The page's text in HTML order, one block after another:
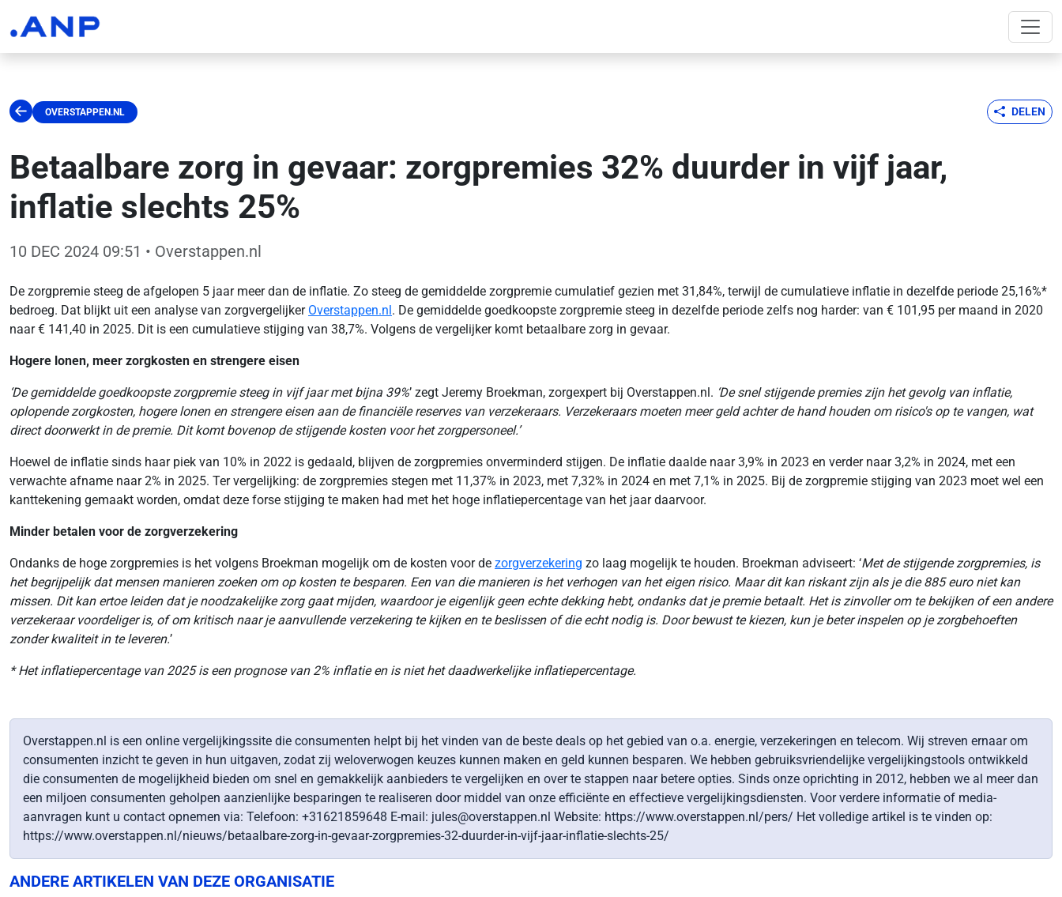
OVERSTAPPEN.NL DELEN
Betaalbare zorg in gevaar: zorgpremies 32% duurder in vijf jaar,
inflatie slechts 25%
10 DEC 2024 09:51 • Overstappen.nl
De zorgpremie steeg de afgelopen 5 jaar meer dan de inflatie. Zo steeg de gemiddelde zorgpremie cumulatief gezien met 31,84%, terwijl de cumulatieve inflatie in dezelfde periode 25,16%*
bedroeg. Dat blijkt uit een analyse van zorgvergelijker Overstappen.nl. De gemiddelde goedkoopste zorgpremie steeg in dezelfde periode zelfs nog harder: van € 101,95 per maand in 2020
naar € 141,40 in 2025. Dit is een cumulatieve stijging van 38,7%. Volgens de vergelijker komt betaalbare zorg in gevaar.
Hogere lonen, meer zorgkosten en strengere eisen
‘De gemiddelde goedkoopste zorgpremie steeg in vijf jaar met bijna 39%’ zegt Jeremy Broekman, zorgexpert bij Overstappen.nl. ‘De snel stijgende premies zijn het gevolg van inflatie,
oplopende zorgkosten, hogere lonen en strengere eisen aan de financiële reserves van verzekeraars. Verzekeraars moeten meer geld achter de hand houden om risico's op te vangen, wat
direct doorwerkt in de premie. Dit komt bovenop de stijgende kosten voor het zorgpersoneel.’
Hoewel de inflatie sinds haar piek van 10% in 2022 is gedaald, blijven de zorgpremies onverminderd stijgen. De inflatie daalde naar 3,9% in 2023 en verder naar 3,2% in 2024, met een
verwachte afname naar 2% in 2025. Ter vergelijking: de zorgpremies stegen met 11,37% in 2023, met 7,32% in 2024 en met 7,1% in 2025. Bij de zorgpremie stijging van 2023 moet wel een
kanttekening gemaakt worden, omdat deze forse stijging te maken had met het hoge inflatiepercentage van het jaar daarvoor.
Minder betalen voor de zorgverzekering
Ondanks de hoge zorgpremies is het volgens Broekman mogelijk om de kosten voor de zorgverzekering zo laag mogelijk te houden. Broekman adviseert: ‘Met de stijgende zorgpremies, is
het begrijpelijk dat mensen manieren zoeken om op kosten te besparen. Een van die manieren is het verhogen van het eigen risico. Maar dit kan riskant zijn als je die 885 euro niet kan
missen. Dit kan ertoe leiden dat je noodzakelijke zorg gaat mijden, waardoor je eigenlijk geen echte dekking hebt, ondanks dat je premie betaalt. Het is zinvoller om te bekijken of een andere
verzekeraar voordeliger is, of om kritisch naar je aanvullende verzekering te kijken en te beslissen of die echt nodig is. Door bewust te kiezen, kun je beter inspelen op je zorgbehoeften
zonder kwaliteit in te leveren.’
* Het inflatiepercentage van 2025 is een prognose van 2% inflatie en is niet het daadwerkelijke inflatiepercentage.
Overstappen.nl is een online vergelijkingssite die consumenten helpt bij het vinden van de beste deals op het gebied van o.a. energie, verzekeringen en telecom. Wij streven ernaar om
consumenten inzicht te geven in hun uitgaven, zodat zij weloverwogen keuzes kunnen maken en geld kunnen besparen. We hebben gebruiksvriendelijke vergelijkingstools ontwikkeld
die consumenten de mogelijkheid bieden om snel en gemakkelijk aanbieders te vergelijken en over te stappen naar betere opties. Sinds onze oprichting in 2012, hebben we al meer dan
een miljoen consumenten geholpen aanzienlijke besparingen te realiseren door middel van onze efficiënte en effectieve vergelijkingsdiensten. Voor verdere informatie of media-
aanvragen kunt u contact opnemen via: Telefoon: +31621859648 E-mail: jules@overstappen.nl Website: https://www.overstappen.nl/pers/ Het volledige artikel is te vinden op:
https://www.overstappen.nl/nieuws/betaalbare-zorg-in-gevaar-zorgpremies-32-duurder-in-vijf-jaar-inflatie-slechts-25/
ANDERE ARTIKELEN VAN DEZE ORGANISATIE